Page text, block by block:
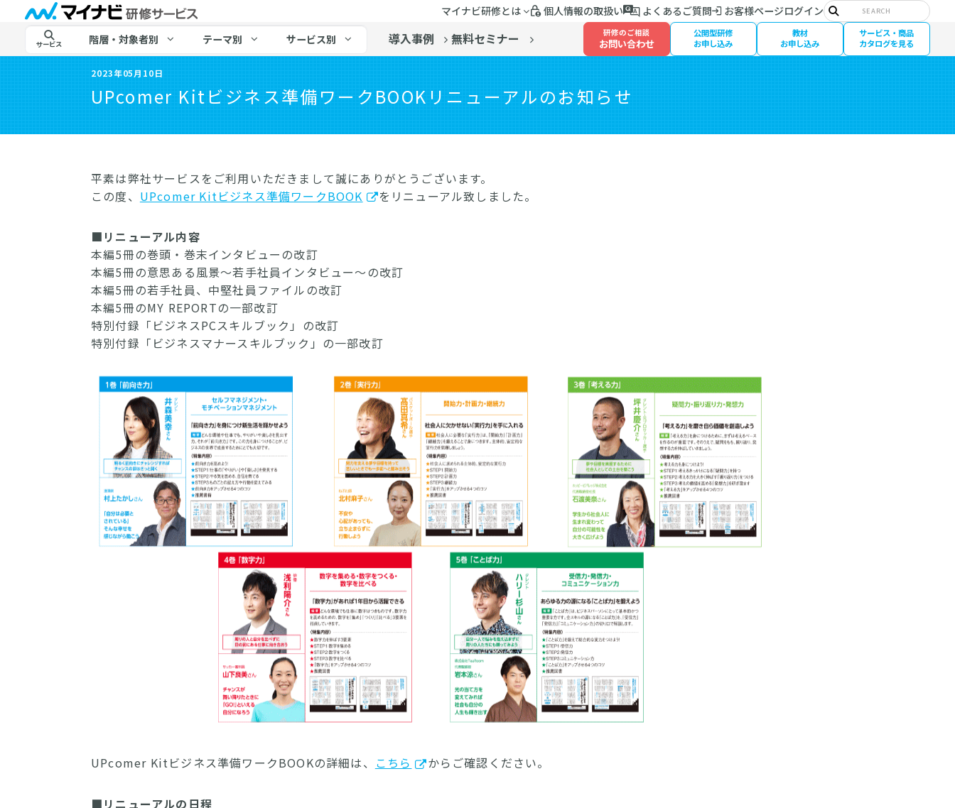
マイナビ研修とは 個人情報の取扱い よくあるご質問 お客様ページログインサ
イ
ト
索:
検
索
サービス 階層・対象者別 テーマ別 サービス別 導入事例 無料セミナー 研修のご相談
お問い合わせ
公開型研修
お申し込み
教材
お申し込み
サービス・商品
カタログを見る
UPcomer Kitビジネス準備ワークBOOKリニューアルのお知らせ
2023年05月10日
平素は弊社サービスをご利用いただきまして誠にありがとうございます。
この度、 UPcomer Kitビジネス準備ワークBOOK をリニューアル致しました。
■リニューアル内容
本編5冊の巻頭・巻末インタビューの改訂
本編5冊の意思ある風景～若手社員インタビュー～の改訂
本編5冊の若手社員、中堅社員ファイルの改訂
本編5冊のMY REPORTの一部改訂
特別付録「ビジネスPCスキルブック」の改訂
特別付録「ビジネスマナースキルブック」の一部改訂
UPcomer Kitビジネス準備ワークBOOKの詳細は、 こちら からご確認ください。
■リニューアルの日程